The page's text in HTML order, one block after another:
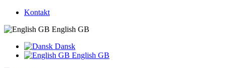
Kontakt
English GB
Dansk
English GB